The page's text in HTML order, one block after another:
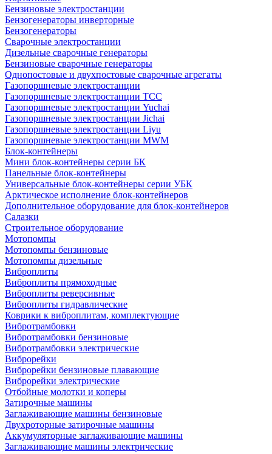
Бензиновые электростанции
Бензогенераторы инверторные
Бензогенераторы
Сварочные электростанции
Дизельные сварочные генераторы
Бензиновые сварочные генераторы
Однопостовые и двухпостовые сварочные агрегаты
Газопоршневые электростанции
Газопоршневые электростанции ТСС
Газопоршневые электростанции Yuchai
Газопоршневые электростанции Jichai
Газопоршневые электростанции Liyu
Газопоршневые электростанции MWM
Блок-контейнеры
Мини блок-контейнеры серии БК
Панельные блок-контейнеры
Универсальные блок-контейнеры серии УБК
Арктическое исполнение блок-контейнеров
Дополнительное оборудование для блок-контейнеров
Салазки
Строительное оборудование
Мотопомпы
Мотопомпы бензиновые
Мотопомпы дизельные
Виброплиты
Виброплиты прямоходные
Виброплиты реверсивные
Виброплиты гидравлические
Коврики к виброплитам, комплектующие
Вибротрамбовки
Вибротрамбовки бензиновые
Вибротрамбовки электрические
Виброрейки
Виброрейки бензиновые плавающие
Виброрейки электрические
Отбойные молотки и коперы
Затирочные машины
Заглаживающие машины бензиновые
Двухроторные затирочные машины
Аккумуляторные заглаживающие машины
Заглаживающие машины электрические